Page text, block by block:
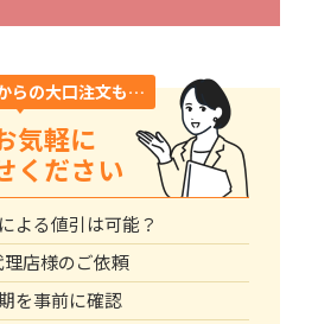
らの大口注文も…
気軽に
ください
よる値引は可能？
店様のご依頼
を事前に確認